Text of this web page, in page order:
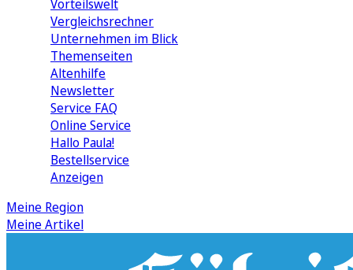
Vorteilswelt
Vergleichsrechner
Unternehmen im Blick
Themenseiten
Altenhilfe
Newsletter
Service FAQ
Online Service
Hallo Paula!
Bestellservice
Anzeigen
Meine Region
Meine Artikel